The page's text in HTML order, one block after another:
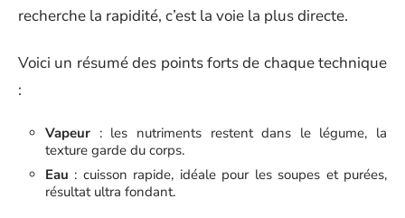
recherche la rapidité, c’est la voie la plus directe.
Voici un résumé des points forts de chaque technique
:
Vapeur : les nutriments restent dans le légume, la
texture garde du corps.
Eau : cuisson rapide, idéale pour les soupes et purées,
résultat ultra fondant.